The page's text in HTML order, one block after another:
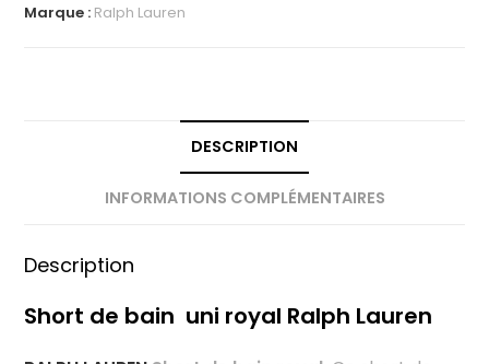
Marque : Ralph Lauren
DESCRIPTION
INFORMATIONS COMPLÉMENTAIRES
Description
Short de bain uni royal Ralph Lauren